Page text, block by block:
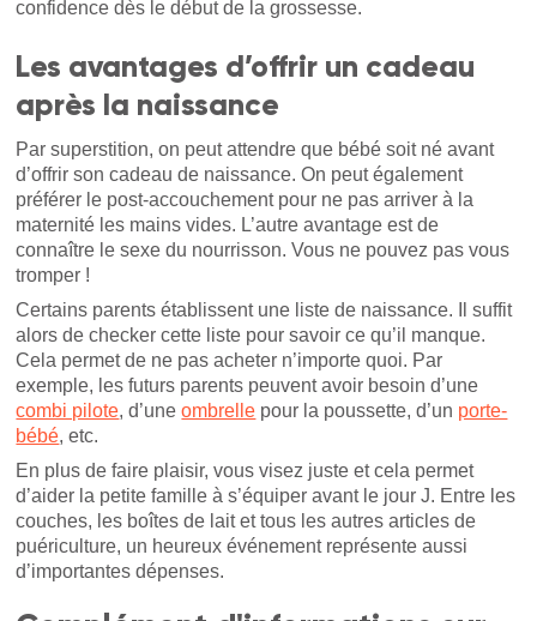
confidence dès le début de la grossesse.
Les avantages d’offrir un cadeau
après la naissance
Par superstition, on peut attendre que bébé soit né avant
d’offrir son cadeau de naissance. On peut également
préférer le post-accouchement pour ne pas arriver à la
maternité les mains vides. L’autre avantage est de
connaître le sexe du nourrisson. Vous ne pouvez pas vous
tromper !
Certains parents établissent une liste de naissance. Il suffit
alors de checker cette liste pour savoir ce qu’il manque.
Cela permet de ne pas acheter n’importe quoi. Par
exemple, les futurs parents peuvent avoir besoin d’une
combi pilote, d’uneombrelle pour la poussette, d’un porte-
bébé, etc.
En plus de faire plaisir, vous visez juste et cela permet
d’aider la petite famille à s’équiper avant le jour J. Entre les
couches, les boîtes de lait et tous les autres articles de
puériculture, un heureux événement représente aussi
d’importantes dépenses.